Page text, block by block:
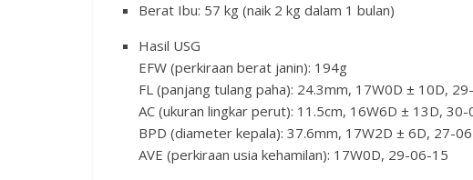
Berat Ibu: 57 kg (naik 2 kg dalam 1 bulan)
Hasil USG
EFW (perkiraan berat janin): 194g
FL (panjang tulang paha): 24.3mm, 17W0D ± 10D,
AC (ukuran lingkar perut): 11.5cm, 16W6D ± 13D,
BPD (diameter kepala): 37.6mm, 17W2D ± 6D, 27-
AVE (perkiraan usia kehamilan): 17W0D, 29-06-15